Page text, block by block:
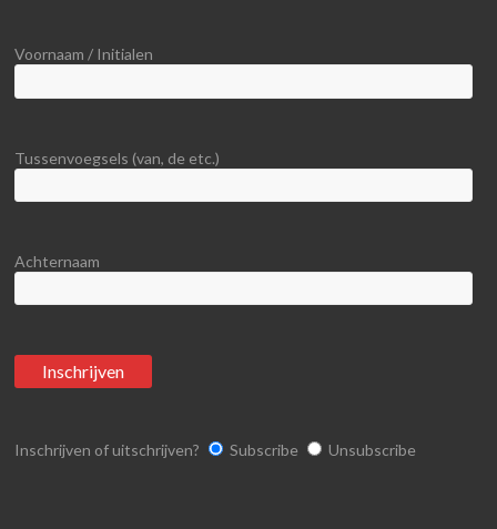
Voornaam / Initialen
Tussenvoegsels (van, de etc.)
Achternaam
Inschrijven of uitschrijven? Subscribe Unsubscribe